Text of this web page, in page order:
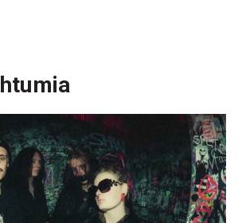
via Whatsapp